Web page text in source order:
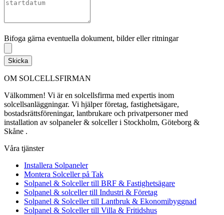
Bifoga gärna eventuella dokument, bilder eller ritningar
Skicka
OM SOLCELLSFIRMAN
Välkommen! Vi är en solcellsfirma med expertis inom
solcellsanläggningar. Vi hjälper företag, fastighetsägare,
bostadsrättsföreningar, lantbrukare och privatpersoner med
installation av solpaneler & solceller i Stockholm, Göteborg &
Skåne .
Våra tjänster
Installera Solpaneler
Montera Solceller på Tak
Solpanel & Solceller till BRF & Fastighetsägare
Solpanel & solceller till Industri & Företag
Solpanel & Solceller till Lantbruk & Ekonomibyggnad
Solpanel & Solceller till Villa & Fritidshus